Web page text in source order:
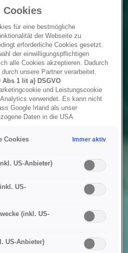
Cookies
für eine bestmögliche
der Webseite zu
erforderliche Cookies gesetzt.
der einwilligungspflichtigen
alle Cookies akzeptieren. Dadurch
unsere Partner verarbeitet.
1 lit a) DSGVO
und Leistungscookie
verwendet. Es kann nicht
Google Irland als unser
Daten in die USA
Union der Sache nach
und es fehlt an einem
Risiken ergeben, weil Sie Ihre Rechte
wirksam durchsetzen können, in
dass aufgrund aktueller Gesetze
Zugriff auf Daten erlangen können,
beschränkt sind.
Sollten Sie das
oder
Art 49 Abs 1 lit a) DSGVO
Cookies Immer aktiv
US-Anbieter)
US-
(inkl. US-
US-Anbieter)